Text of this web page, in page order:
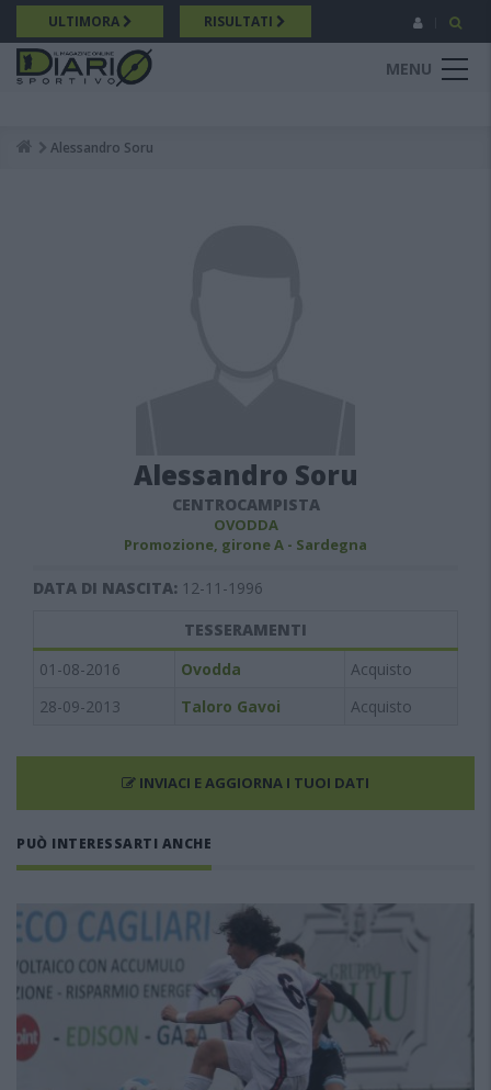
Salta
al
contenuto
principale
ULTIMORA RISULTATI
MENU
Breadcrumb
Alessandro Soru
Alessandro Soru
CENTROCAMPISTA
OVODDA
Promozione, girone A - Sardegna
DATA DI NASCITA: 12-11-1996
TESSERAMENTI
01-08-2016
Ovodda
Acquisto
28-09-2013
Taloro Gavoi Acquisto
INVIACI E AGGIORNA I TUOI DATI
PUÒ INTERESSARTI ANCHE